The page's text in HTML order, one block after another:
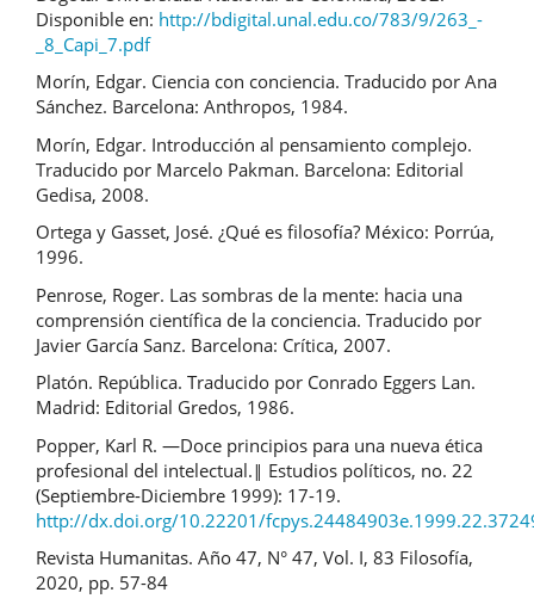
Disponible en: http://bdigital.unal.edu.co/783/9/263_-
_8_Capi_7.pdf
Morín, Edgar. Ciencia con conciencia. Traducido por Ana
Sánchez. Barcelona: Anthropos, 1984.
Morín, Edgar. Introducción al pensamiento complejo.
Traducido por Marcelo Pakman. Barcelona: Editorial
Gedisa, 2008.
Ortega y Gasset, José. ¿Qué es filosofía? México: Porrúa,
1996.
Penrose, Roger. Las sombras de la mente: hacia una
comprensión científica de la conciencia. Traducido por
Javier García Sanz. Barcelona: Crítica, 2007.
Platón. República. Traducido por Conrado Eggers Lan.
Madrid: Editorial Gredos, 1986.
Popper, Karl R. ―Doce principios para una nueva ética
profesional del intelectual.‖ Estudios políticos, no. 22
(Septiembre-Diciembre 1999): 17-19.
http://dx.doi.org/10.22201/
Revista Humanitas. Año 47, N° 47, Vol. I, 83 Filosofía,
2020, pp. 57-84